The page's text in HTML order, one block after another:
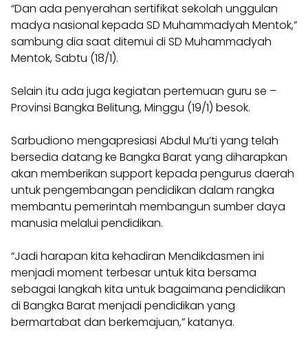
“Dan ada penyerahan sertifikat sekolah unggulan
madya nasional kepada SD Muhammadyah Mentok,”
sambung dia saat ditemui di SD Muhammadyah
Mentok, Sabtu (18/1).
Selain itu ada juga kegiatan pertemuan guru se –
Provinsi Bangka Belitung, Minggu (19/1) besok.
Sarbudiono mengapresiasi Abdul Mu’ti yang telah
bersedia datang ke Bangka Barat yang diharapkan
akan memberikan support kepada pengurus daerah
untuk pengembangan pendidikan dalam rangka
membantu pemerintah membangun sumber daya
manusia melalui pendidikan.
“Jadi harapan kita kehadiran Mendikdasmen ini
menjadi moment terbesar untuk kita bersama
sebagai langkah kita untuk bagaimana pendidikan
di Bangka Barat menjadi pendidikan yang
bermartabat dan berkemajuan,” katanya.